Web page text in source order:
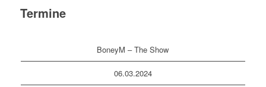
Termine
BoneyM – The Show
06.03.2024